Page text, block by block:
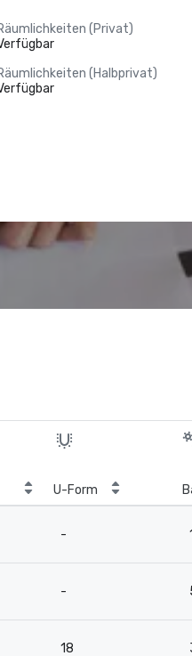
(Privat)
(Halbprivat)
U-Form
-
-
18